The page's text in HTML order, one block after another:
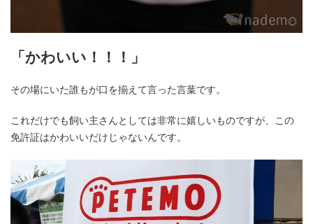
「かわいい！！！」
その場にいた誰もが口を揃えて言った言葉です。
これだけでも飼い主さんとしては非常に嬉しいものですが、この
免許証はかわいいだけじゃないんです。